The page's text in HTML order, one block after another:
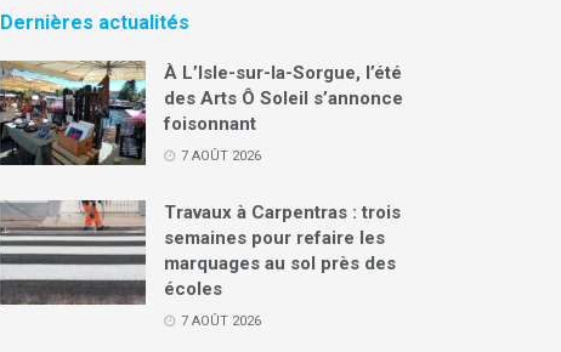
Dernières actualités
À L’Isle-sur-la-Sorgue, l’été
des Arts Ô Soleil s’annonce
foisonnant
7 AOÛT 2026
Travaux à Carpentras : trois
semaines pour refaire les
marquages au sol près des
écoles
7 AOÛT 2026